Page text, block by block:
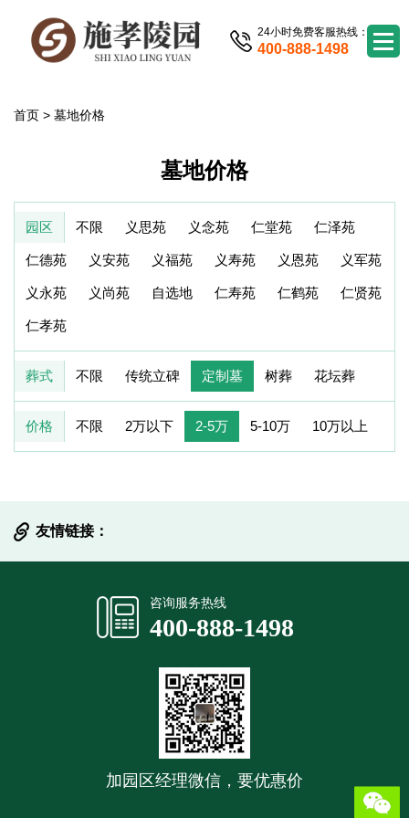
24小时免费客服热线：
400-888-1498
首页 > 墓地价格
墓地价格
园区 不限 义思苑 义念苑 仁堂苑 仁泽苑
仁德苑 义安苑 义福苑 义寿苑 义恩苑 义军苑
义永苑 义尚苑 自选地 仁寿苑 仁鹤苑 仁贤苑
仁孝苑
葬式 不限 传统立碑 定制墓 树葬 花坛葬
价格 不限 2万以下 2-5万 5-10万 10万以上
友情链接：
咨询服务热线
400-888-1498
加园区经理微信，要优惠价